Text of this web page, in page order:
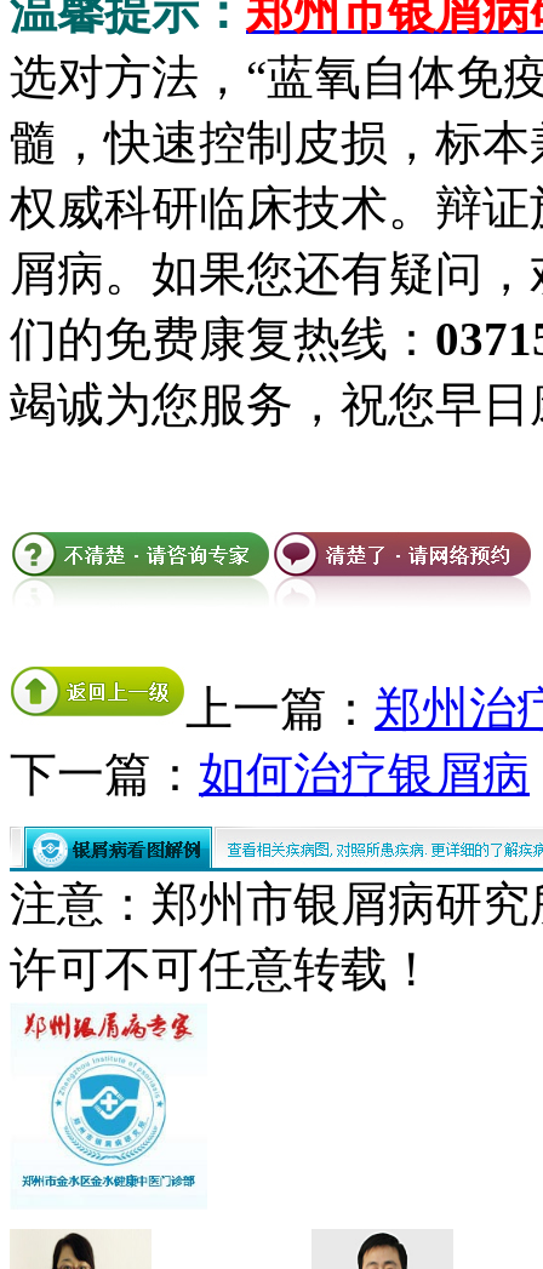
温馨提示： 郑州市银屑病
选对方法，“蓝氧自体免
髓，快速控制皮损，标
权威科研临床技术。辩
屑病。如果您还有疑问
们的免费康复热线：
竭诚为您服务，祝您早日
上一篇： 郑州治
下一篇： 如何治疗银屑病
注意：郑州市银屑病研
许可不可任意转载！